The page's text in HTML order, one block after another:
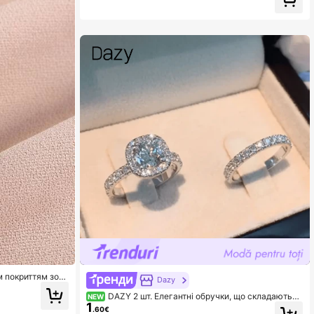
покриттям зол
Dazy
NEW DAZY 2 шт. Елегантні обручки, що складаютьс
я, стильний дизайн Halo, вимощені, блискучі, посріб
1 .60€